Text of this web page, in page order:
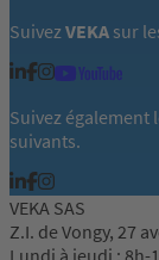
SuivezVEKA sur
Suivez également
suivants.
VEKA SAS
Z.I. de Vongy, 27